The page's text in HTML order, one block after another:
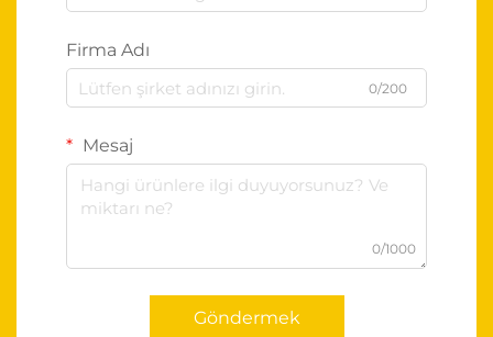
Firma Adı
0/200
Mesaj
0/1000
Göndermek